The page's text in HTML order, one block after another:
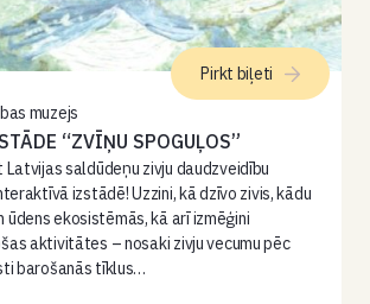
muzejs
“ZVĪŅU SPOGUĻOS”
Latvijas saldūdeņu zivju daudzveidību
izstādē! Uzzini, kā dzīvo zivis, kādu
ūdens ekosistēmās, kā arī izmēģini
aktivitātes – nosaki zivju vecumu pēc
barošanās tīklus…
Pirkt biļeti